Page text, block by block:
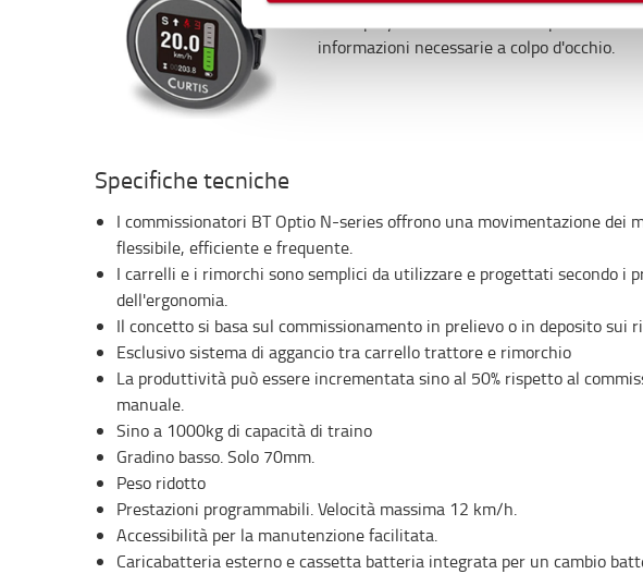
informazioni necessarie a colpo d'occhio.
Specifiche tecniche
I commissionatori BT Optio N-series offrono una movimentazione dei
flessibile, efficiente e frequente.
I carrelli e i rimorchi sono semplici da utilizzare e progettati secondo i
dell'ergonomia.
Il concetto si basa sul commissionamento in prelievo o in deposito sui
Esclusivo sistema di aggancio tra carrello trattore e rimorchio
La produttività può essere incrementata sino al 50% rispetto al
manuale.
Sino a 1000kg di capacità di traino
Gradino basso. Solo 70mm.
Peso ridotto
Prestazioni programmabili. Velocità massima 12 km/h.
Accessibilità per la manutenzione facilitata.
Caricabatteria esterno e cassetta batteria integrata per un cambio